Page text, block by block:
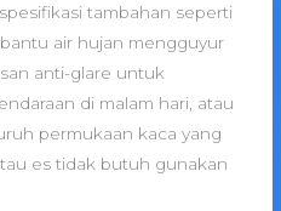
tambahan seperti
air hujan mengguyur
anti-glare untuk
di malam hari, atau
permukaan kaca yang
es tidak butuh gunakan